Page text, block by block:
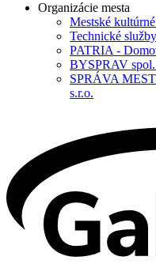
Organizácie mesta
Mestské
Technické
PATRIA -
BYSPRAV spol.
SPRÁVA
s.r.o.